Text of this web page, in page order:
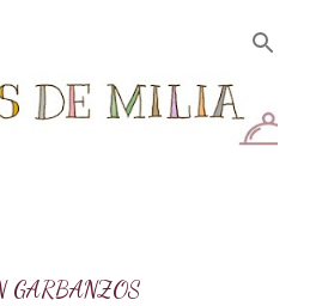
GARBANZOS